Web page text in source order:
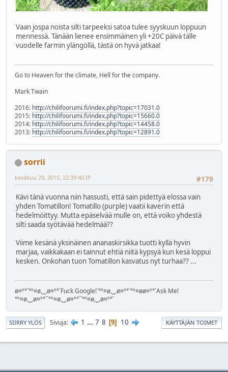
Vaan jospa noista silti tarpeeksi satoa tulee syyskuun loppuun
mennessä. Tänään lienee ensimmäinen yli +20C päivä tälle
vuodelle farmin ylängöllä, tästä on hyvä jatkaa!
Go to Heaven for the climate, Hell for the company.
Mark Twain
2016: http://chilifoorumi.fi/index.php?topic=17031.0
2015: http://chilifoorumi.fi/index.php?topic=15660.0
2014: http://chilifoorumi.fi/index.php?topic=14458.0
2013: http://chilifoorumi.fi/index.php?topic=12891.0
sorrii
#179
kesäkuu 29, 2015, 22:39:40 IP
Kävi tänä vuonna niin hassusti, että sain pidettyä elossa vain
yhden Tomatillon! Tomatillo (purple) vaatii kaverin että
hedelmöittyy. Mutta epäselvää mulle on, että voiko yhdestä
silti saada syötävää hedelmää??
Viime kesänä yksinäinen ananaskirsikka tuotti kyllä hyvin
marjaa, vaikkakaan ei tainnut ehtiä niitä kypsyä kun kesä loppui
kesken. Onkohan tuon Tomatillon kasvatus nyt turhaa?? ...
ø¤º°`°º¤ø,¸¸,ø¤º°`Fuck Google!`°º¤ø,¸¸,ø¤º°`°º¤øø¤º°`Ask Me!
°º¤ø,¸¸,ø¤º°``°º¤ø,¸¸,ø¤º°``°º¤ø,¸¸,ø¤º°`
SIIRRY YLÖS Sivuja 1 ... 7 8 9 10 KÄYTTÄJÄN TOIMET